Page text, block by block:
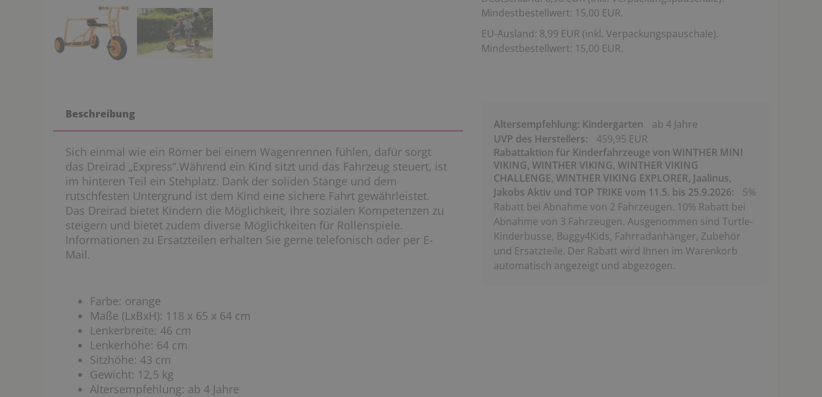
Mindestbestellwert: 15,00 EUR.
EU-Ausland: 8,99 EUR (inkl. Verpackungspauschale).
Mindestbestellwert: 15,00 EUR.
Beschreibung
Sich einmal wie ein Römer bei einem Wagenrennen fühlen, dafür sorgt
das Dreirad „Express“.Während ein Kind sitzt und das Fahrzeug steuert, ist
im hinteren Teil ein Stehplatz. Dank der soliden Stange und dem
rutschfesten Untergrund ist dem Kind eine sichere Fahrt gewährleistet.
Das Dreirad bietet Kindern die Möglichkeit, ihre sozialen Kompetenzen zu
steigern und bietet zudem diverse Möglichkeiten für Rollenspiele.
Informationen zu Ersatzteilen erhalten Sie gerne telefonisch oder per E-
Mail.
Farbe: orange
Maße (LxBxH): 118 x 65 x 64 cm
Lenkerbreite: 46 cm
Lenkerhöhe: 64 cm
Sitzhöhe: 43 cm
Gewicht: 12,5 kg
Altersempfehlung: ab 4 Jahre
Altersempfehlung: Kindergarten
ab 4 Jahre
UVP des Herstellers:
459,95 EUR
Rabattaktion für Kinderfahrzeuge von WINTHER MINI
VIKING, WINTHER VIKING, WINTHER VIKING
CHALLENGE, WINTHER VIKING EXPLORER, Jaalinus,
Jakobs Aktiv und TOP TRIKE vom 11.5. bis 25.9.2026:
5%
Rabatt bei Abnahme von 2 Fahrzeugen. 10% Rabatt bei
Abnahme von 3 Fahrzeugen. Ausgenommen sind Turtle-
Kinderbusse, Buggy4Kids, Fahrradanhänger, Zubehör
und Ersatzteile. Der Rabatt wird Ihnen im Warenkorb
automatisch angezeigt und abgezogen.